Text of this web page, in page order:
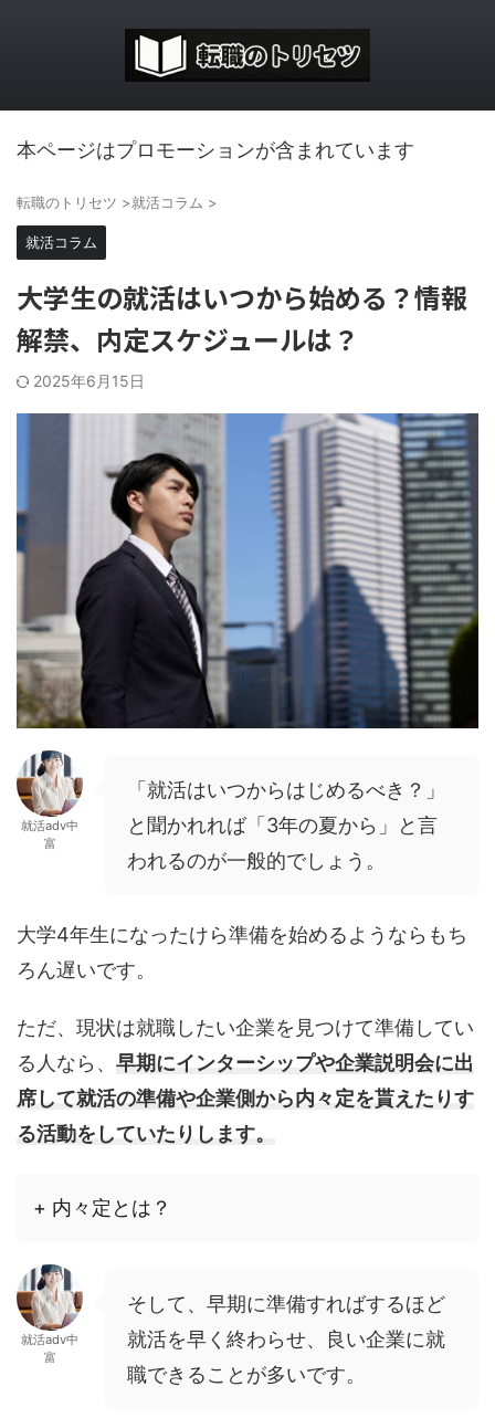
本ページはプロモーションが含まれています
転職のトリセツ >就活コラム >
就活コラム
大学生の就活はいつから始める？情報
解禁、内定スケジュールは？
2025年6月15日
就活adv中
富
「就活はいつからはじめるべき？」
と聞かれれば「3年の夏から」と言
われるのが一般的でしょう。
大学4年生になったけら準備を始めるようならもち
ろん遅いです。
ただ、現状は就職したい企業を見つけて準備してい
る人なら、 早期にインターシップや企業説明会に出
席して就活の準備や企業側から内々定を貰えたりす
る活動をしていたりします。
+ 内々定とは？
就活adv中
富
そして、早期に準備すればするほど
就活を早く終わらせ、良い企業に就
職できることが多いです。